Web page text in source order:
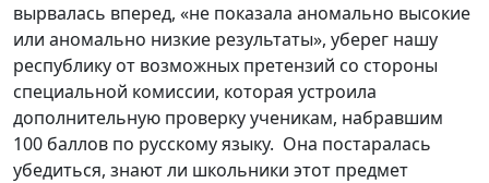
вырвалась вперед, «не показала аномально высокие
или аномально низкие результаты», уберег нашу
республику от возможных претензий со стороны
специальной комиссии, которая устроила
дополнительную проверку ученикам, набравшим
100 баллов по русскому языку. Она постаралась
убедиться, знают ли школьники этот предмет